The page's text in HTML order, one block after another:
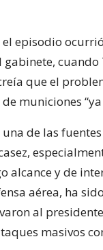
episodio
gabinete,
que el
municiones
una de las
alcance y de
aérea, ha
al
masivos